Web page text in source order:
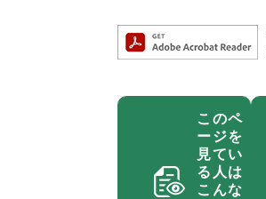
このペ
ージを
見てい
る人は
こんな